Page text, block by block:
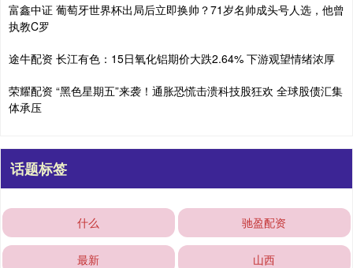
富鑫中证 葡萄牙世界杯出局后立即换帅？71岁名帅成头号人选，他曾
执教C罗
途牛配资 长江有色：15日氧化铝期价大跌2.64% 下游观望情绪浓厚
荣耀配资 “黑色星期五”来袭！通胀恐慌击溃科技股狂欢 全球股债汇集
体承压
话题标签
什么 驰盈配资
最新 山西